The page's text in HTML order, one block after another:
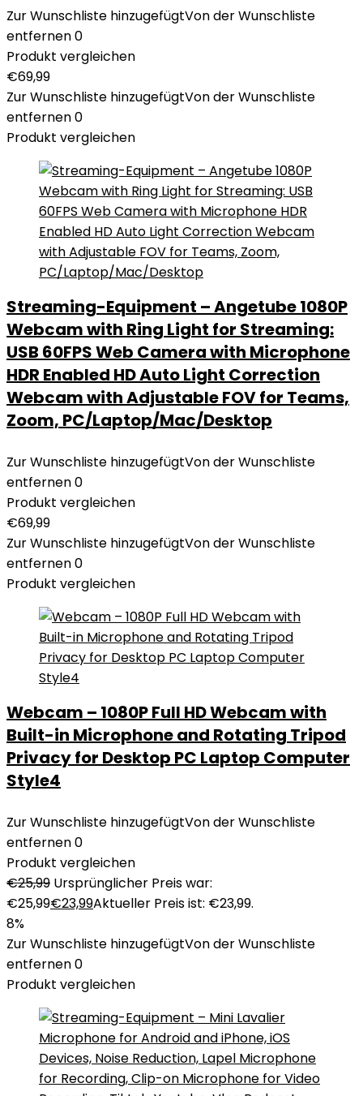
Zur Wunschliste hinzugefügtVon der Wunschliste
entfernen0
Produkt vergleichen
€69,99
Zur Wunschliste hinzugefügtVon der Wunschliste
entfernen0
Produkt vergleichen
Streaming-Equipment – Angetube 1080P
Webcam with Ring Light for Streaming:
USB 60FPS Web Camera with Microphone
HDR Enabled HD Auto Light Correction
Webcam with Adjustable FOV for Teams,
Zoom, PC/Laptop/Mac/Desktop
Zur Wunschliste hinzugefügtVon der Wunschliste
entfernen0
Produkt vergleichen
€69,99
Zur Wunschliste hinzugefügtVon der Wunschliste
entfernen0
Produkt vergleichen
Webcam – 1080P Full HD Webcam with
Built-in Microphone and Rotating Tripod
Privacy for Desktop PC Laptop Computer
Style4
Zur Wunschliste hinzugefügtVon der Wunschliste
entfernen0
Produkt vergleichen
€25,99 Ursprünglicher Preis war:
€25,99€23,99Aktueller Preis ist: €23,99.
8%
Zur Wunschliste hinzugefügtVon der Wunschliste
entfernen0
Produkt vergleichen